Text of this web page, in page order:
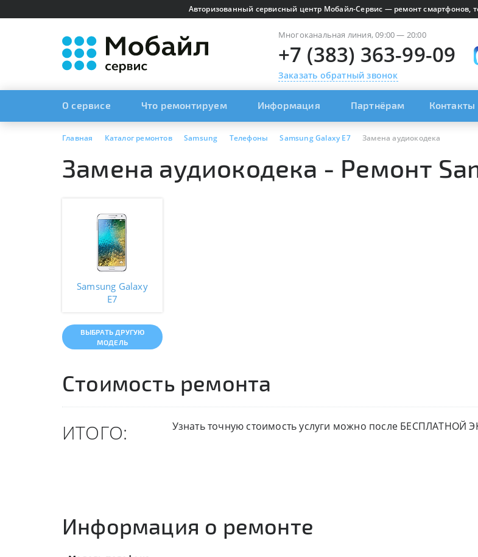
Авторизованный сервисный центр Мобайл-Сервис — ремонт смартфонов,
Многоканальная линия, 09:00 — 20:00
+7 (383) 363-99-09
Заказать обратный звонок
О сервисе Что ремонтируем Информация Партнёрам Контакты
Главная Каталог ремонтов Samsung Телефоны Samsung Galaxy E7 Замена аудиокодека
Замена аудиокодека - Ремонт
Samsung Galaxy
E7
ВЫБРАТЬ ДРУГУЮ
МОДЕЛЬ
Стоимость ремонта
ИТОГО:
Узнать точную стоимость услуги можно после БЕСПЛАТНОЙ
Информация о ремонте